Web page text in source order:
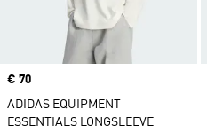
Price
€ 70
ADIDAS EQUIPMENT
ESSENTIALS LONGSLEEVE